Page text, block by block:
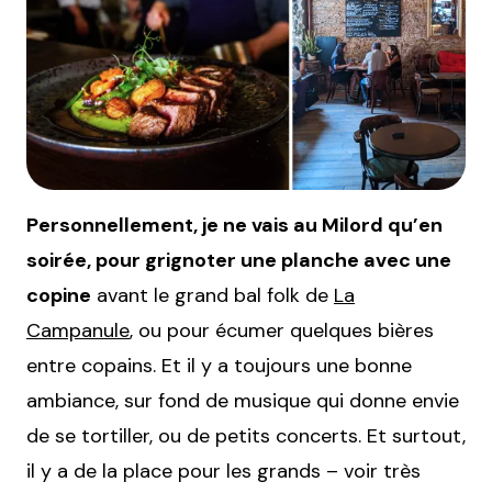
Personnellement, je ne vais au Milord qu’en
soirée, pour grignoter une planche avec une
copine avant le grand bal folk de La
Campanule, ou pour écumer quelques bières
entre copains. Et il y a toujours une bonne
ambiance, sur fond de musique qui donne envie
de se tortiller, ou de petits concerts. Et surtout,
il y a de la place pour les grands – voir très